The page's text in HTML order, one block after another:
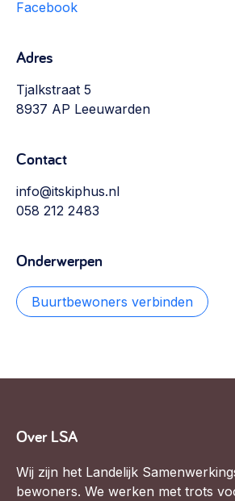
Omgevingswet en
invoering omgevingswet, participatie,
gebiedsontwikkeling>
Facebook
Adres
Tjalkstraat 5
8937 AP Leeuwarden
Contact
info@itskiphus.nl
058 212 2483
Onderwerpen
Buurtbewoners verbinden
Over LSA
Wij zijn het Landelijk
bewoners. We werken met trots